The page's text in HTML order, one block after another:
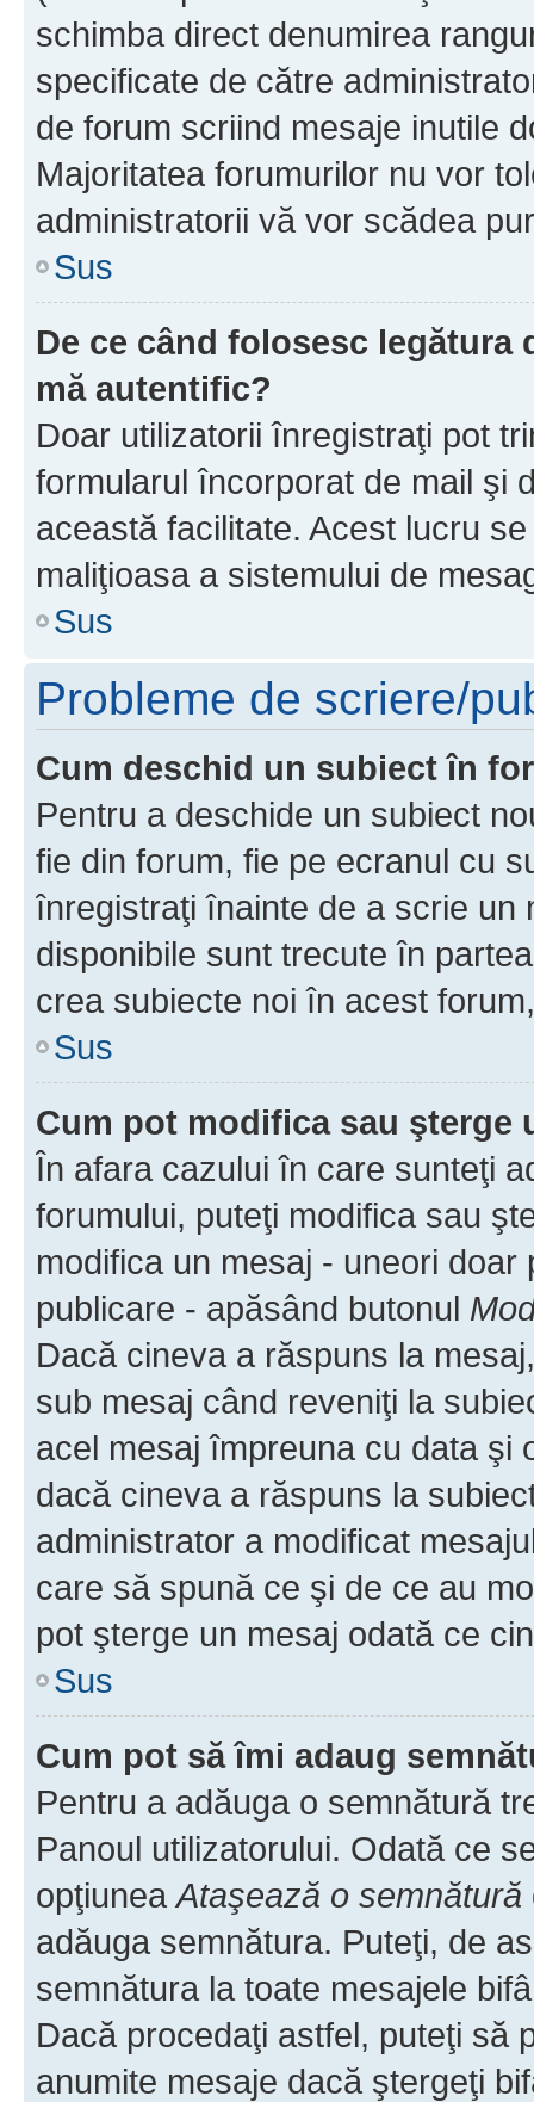
schimba direct denumirea
specificate de către
de forum scriind mesaje inutile
Majoritatea forumurilor nu vor
administratorii vă vor scădea
Sus
De ce când folosesc
mă autentific?
Doar utilizatorii înregistraţi pot
formularul încorporat de mail şi
această facilitate. Acest lucru
maliţioasa a sistemului de
Sus
Probleme de scriere/
Cum deschid un subiect în
Pentru a deschide un subiect
fie din forum, fie pe ecranul cu
înregistraţi înainte de a scrie un
disponibile sunt trecute în
crea subiecte noi în acest
Sus
Cum pot modifica sau şterge
În afara cazului în care sunteţi
forumului, puteţi modifica sau
modifica un mesaj - uneori
publicare - apăsând butonul
Dacă cineva a răspuns la
sub mesaj când reveniţi la
acel mesaj împreuna cu data şi
dacă cineva a răspuns la
administrator a modificat
care să spună ce şi de ce au
pot şterge un mesaj odată ce
Sus
Cum pot să îmi adaug
Pentru a adăuga o semnătură
Panoul utilizatorului. Odată ce
opţiuneaAtaşează o semnătură
adăuga semnătura. Puteţi, de
semnătura la toate mesajele
Dacă procedaţi astfel, puteţi să
anumite mesaje dacă ştergeţi